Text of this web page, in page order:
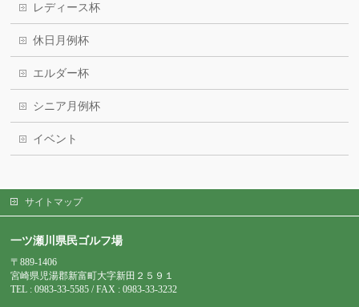
レディース杯
休日月例杯
エルダー杯
シニア月例杯
イベント
サイトマップ
一ツ瀬川県民ゴルフ場
〒889-1406
宮崎県児湯郡新富町大字新田２５９１
TEL : 0983-33-5585 / FAX : 0983-33-3232